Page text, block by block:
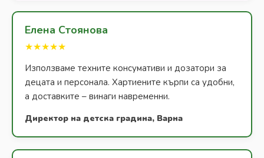
Елена Стоянова
★★★★★
Използваме техните консумативи и дозатори за
децата и персонала. Хартиените кърпи са удобни,
а доставките – винаги навременни.
Директор на детска градина, Варна